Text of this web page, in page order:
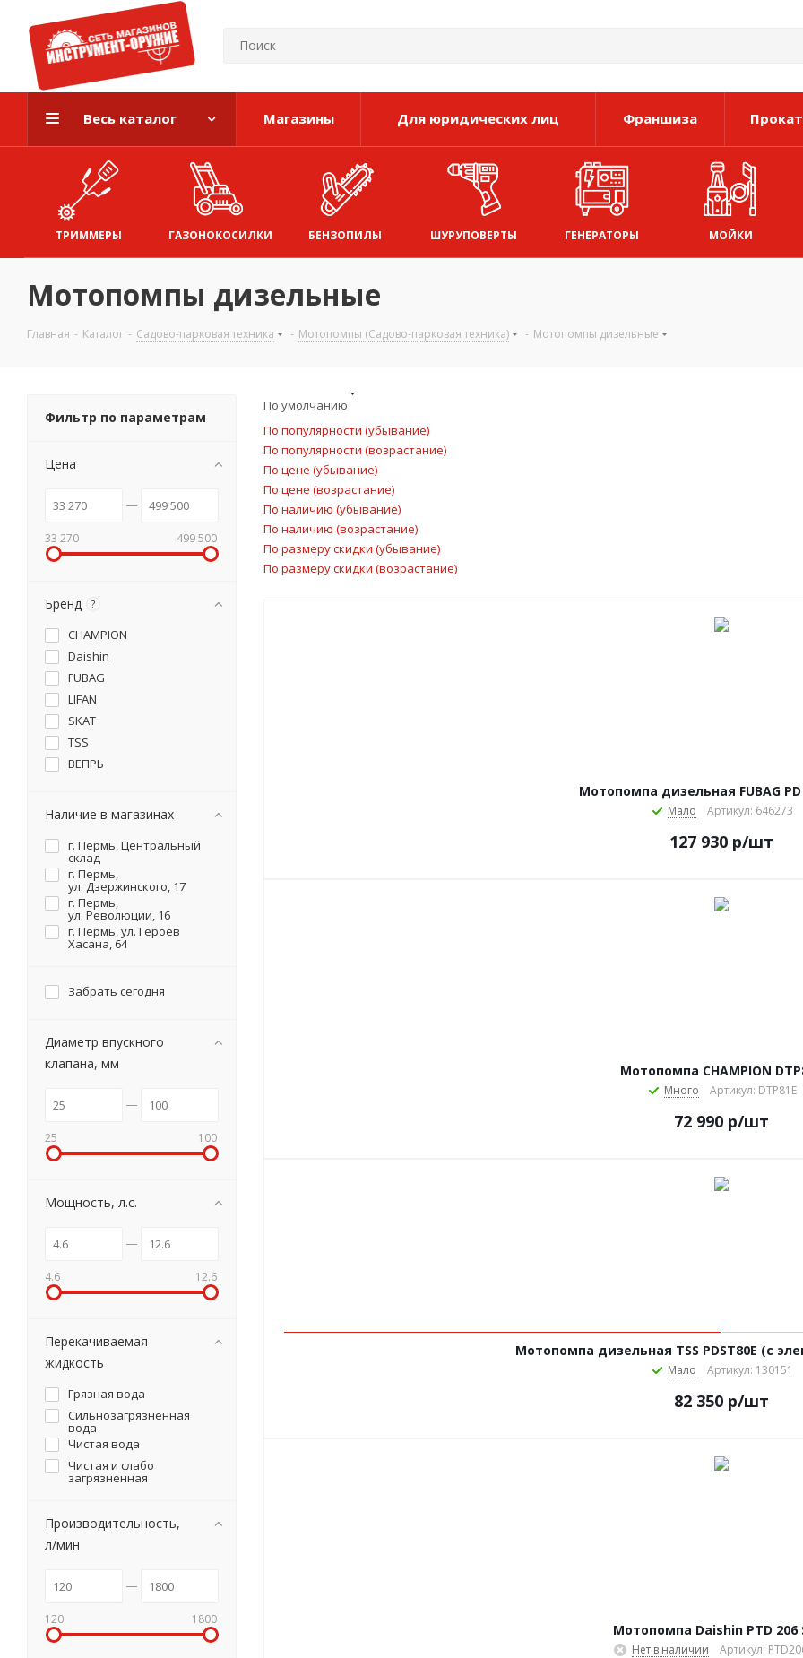
Весь каталог Магазины Для юридических лиц Франшиза Прокат
ТРИММЕРЫ ГАЗОНОКОСИЛКИ БЕНЗОПИЛЫ ШУРУПОВЕРТЫ ГЕНЕРАТОРЫ МОЙКИ
Мотопомпы дизельные
Главная - Каталог - Садово-парковая техника - Мотопомпы (Садово-парковая техника) - Мотопомпы дизельные
По умолчанию
По популярности (убывание)
По популярности (возрастание)
По цене (убывание)
По цене (возрастание)
По наличию (убывание)
По наличию (возрастание)
По размеру скидки (убывание)
По размеру скидки (возрастание)
Мотопомпа дизельная FUBAG PD
Мало Артикул: 646273
127 930 р/шт
Мотопомпа CHAMPION
Много Артикул: DTP81E
72 990 р/шт
Мотопомпа дизельная TSS PDST80E (с
Мало Артикул: 130151
82 350 р/шт
Мотопомпа Daishin PTD 206
Нет в наличии Артикул:
Фильтр по параметрам
Цена
33 270 499 500
Бренд ?
CHAMPION
Daishin
FUBAG
LIFAN
SKAT
TSS
ВЕПРЬ
Наличие в магазинах
г. Пермь, Центральный
склад
г. Пермь,
ул. Дзержинского, 17
г. Пермь,
ул. Революции, 16
г. Пермь, ул. Героев
Хасана, 64
Забрать сегодня
Диаметр впускного
клапана, мм
25 100
Мощность, л.с.
4.6 12.6
Перекачиваемая
жидкость
Грязная вода
Сильнозагрязненная
вода
Чистая вода
Чистая и слабо
загрязненная
Производительность,
л/мин
120 1800